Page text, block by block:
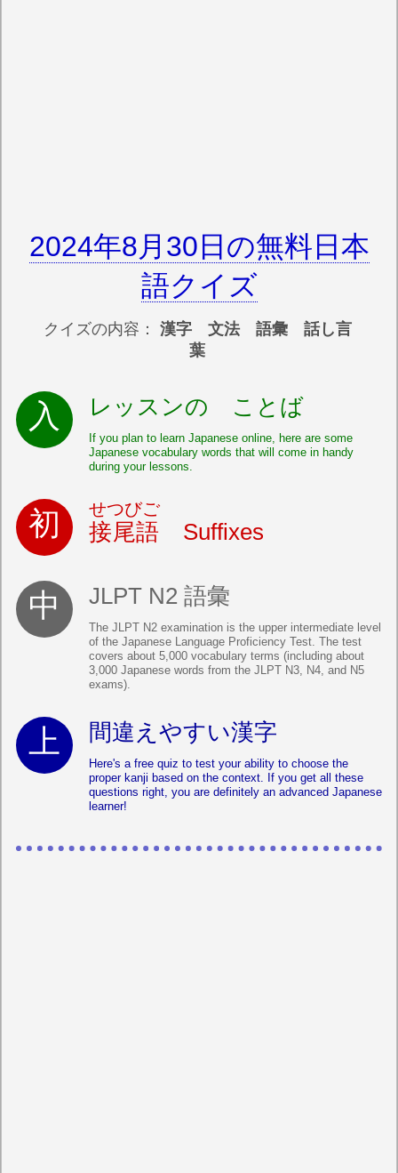
2024年8月30日の無料日本
語クイズ
クイズの内容： 漢字 文法 語彙 話し言
葉
レッスンの ことば
If you plan to learn Japanese online, here are some
Japanese vocabulary words that will come in handy
during your lessons.
接尾語
せつびご
Suffixes
JLPT N2 語彙
The JLPT N2 examination is the upper intermediate level
of the Japanese Language Proficiency Test. The test
covers about 5,000 vocabulary terms (including about
3,000 Japanese words from the JLPT N3, N4, and N5
exams).
間違えやすい漢字
Here's a free quiz to test your ability to choose the
proper kanji based on the context. If you get all these
questions right, you are definitely an advanced Japanese
learner!